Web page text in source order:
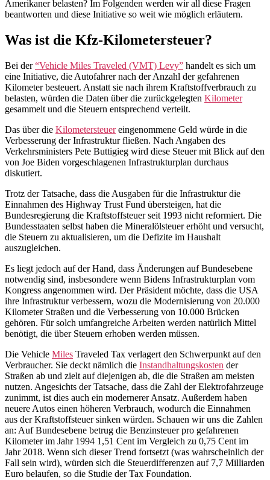
Amerikaner belasten? Im Folgenden werden wir all diese Fragen
beantworten und diese Initiative so weit wie möglich erläutern.
Was ist die Kfz-Kilometersteuer?
Bei der“Vehicle Miles Traveled (VMT) Levy” handelt es sich um
eine Initiative, die Autofahrer nach der Anzahl der gefahrenen
Kilometer besteuert. Anstatt sie nach ihrem Kraftstoffverbrauch zu
belasten, würden die Daten über die zurückgelegten Kilometer
gesammelt und die Steuern entsprechend verteilt.
Das über die Kilometersteuereingenommene Geld würde in die
Verbesserung der Infrastruktur fließen. Nach Angaben des
Verkehrsministers Pete Buttigieg wird diese Steuer mit Blick auf den
von Joe Biden vorgeschlagenen Infrastrukturplan durchaus
diskutiert.
Trotz der Tatsache, dass die Ausgaben für die Infrastruktur die
Einnahmen des Highway Trust Fund übersteigen, hat die
Bundesregierung die Kraftstoffsteuer seit 1993 nicht reformiert. Die
Bundesstaaten selbst haben die Mineralölsteuer erhöht und versucht,
die Steuern zu aktualisieren, um die Defizite im Haushalt
auszugleichen.
Es liegt jedoch auf der Hand, dass Änderungen auf Bundesebene
notwendig sind, insbesondere wenn Bidens Infrastrukturplan vom
Kongress angenommen wird. Der Präsident möchte, dass die USA
ihre Infrastruktur verbessern, wozu die Modernisierung von 20.000
Kilometer Straßen und die Verbesserung von 10.000 Brücken
gehören. Für solch umfangreiche Arbeiten werden natürlich Mittel
benötigt, die über Steuern erhoben werden müssen.
Die Vehicle Miles Traveled Tax verlagert den Schwerpunkt auf den
Verbraucher. Sie deckt nämlich die Instandhaltungskosten der
Straßen ab und zielt auf diejenigen ab, die die Straßen am meisten
nutzen. Angesichts der Tatsache, dass die Zahl der Elektrofahrzeuge
zunimmt, ist dies auch ein modernerer Ansatz. Außerdem haben
neuere Autos einen höheren Verbrauch, wodurch die Einnahmen
aus der Kraftstoffsteuer sinken würden. Schauen wir uns die Zahlen
an: Auf Bundesebene betrug die Benzinsteuer pro gefahrenen
Kilometer im Jahr 1994 1,51 Cent im Vergleich zu 0,75 Cent im
Jahr 2018. Wenn sich dieser Trend fortsetzt (was wahrscheinlich der
Fall sein wird), würden sich die Steuerdifferenzen auf 7,7 Milliarden
Euro belaufen, so die Studie der Tax Foundation.